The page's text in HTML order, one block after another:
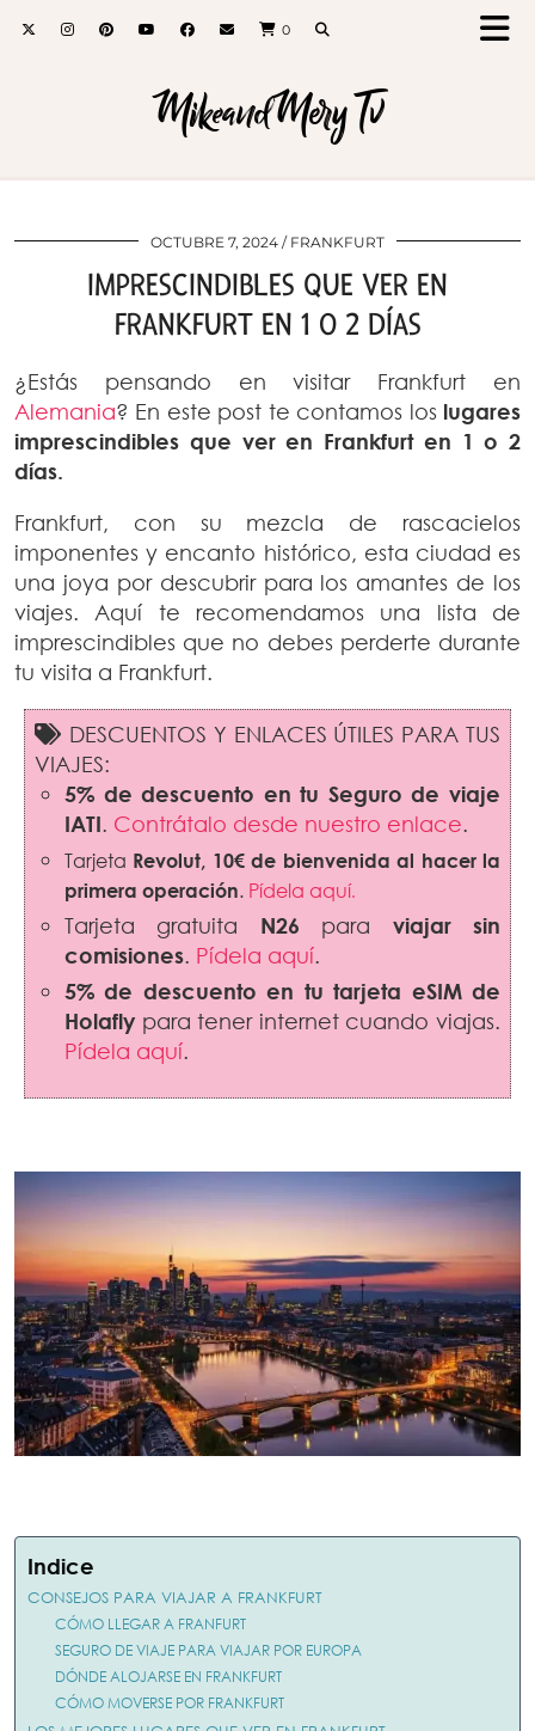
0
MikeandMery Tv
OCTUBRE 7, 2024 FRANKFURT
IMPRESCINDIBLES QUE VER EN
FRANKFURT EN 1 O 2 DÍAS
¿Estás pensando en visitar Frankfurt en
Alemania? En este post te contamos los lugares
imprescindibles que ver en Frankfurt en 1 o 2
días.
Frankfurt, con su mezcla de rascacielos
imponentes y encanto histórico, esta ciudad es
una joya por descubrir para los amantes de los
viajes. Aquí te recomendamos una lista de
imprescindibles que no debes perderte durante
tu visita a Frankfurt.
DESCUENTOS Y ENLACES ÚTILES PARA TUS
VIAJES:
5% de descuento en tu Seguro de viaje
IATI. Contrátalo desde nuestro enlace.
Tarjeta Revolut, 10€ de bienvenida al hacer la
primera operación. Pídela aquí.
Tarjeta gratuita N26 para viajar sin
comisiones. Pídela aquí.
5% de descuento en tu tarjeta eSIM de
Holafly para tener internet cuando viajas.
Pídela aquí.
Indice
CONSEJOS PARA VIAJAR A FRANKFURT
CÓMO LLEGAR A FRANFURT
SEGURO DE VIAJE PARA VIAJAR POR EUROPA
DÓNDE ALOJARSE EN FRANKFURT
CÓMO MOVERSE POR FRANKFURT